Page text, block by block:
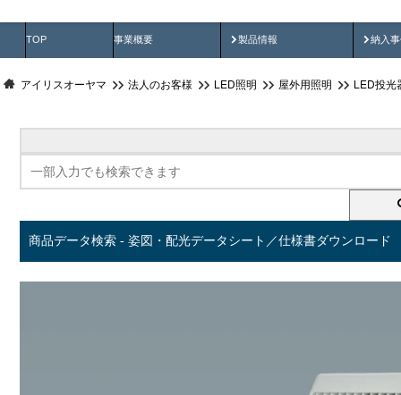
TOP 事業概要 製品情報
製品動画 納入
納
アイリスオーヤマ 法人のお客様 LED照明 屋外用照明 LED投光
商品データ検索 - 姿図・配光データシート／仕様書ダウンロード